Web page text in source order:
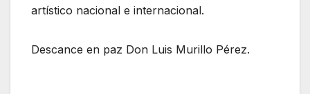
artístico nacional e internacional.
Descance en paz Don Luis Murillo Pérez.